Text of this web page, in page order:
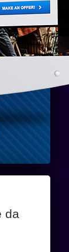
Anti-
da